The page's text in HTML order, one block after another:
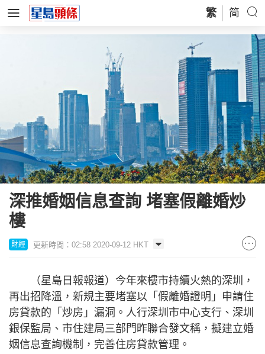
繁 简
深推婚姻信息查詢 堵塞假離婚炒
樓
財經 更新時間：02:58 2020-09-12 HKT
（星島日報報道）今年來樓市持續火熱的深圳，
再出招降溫，新規主要堵塞以「假離婚證明」申請住
房貸款的「炒房」漏洞。人行深圳市中心支行、深圳
銀保監局、市住建局三部門昨聯合發文稱，擬建立婚
姻信息查詢機制，完善住房貸款管理。